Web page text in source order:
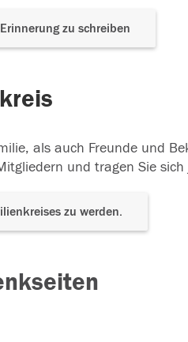
zu schreiben
als auch Freunde und
und tragen Sie
zu werden.